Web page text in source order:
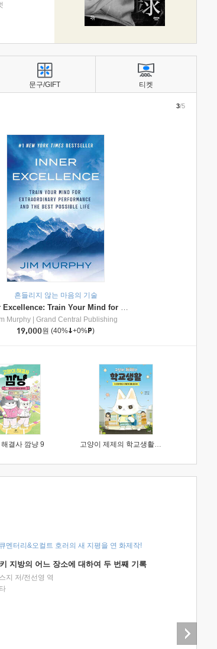
흔들리지 않는 마음의 기술
Inner Excellence: Train Your Mind for Extraordinary Performance and the Best Possible Life
Murphy
Grand Central Publishing
19,000원 (40% +0% )
3/5
결사 깜냥 9 고양이 제제의 학교생활 1 : 초등학생이 이렇게 힘들 줄이야
문구/GIFT 티켓
멘터리&오컬트 호러의 새 지평을 연 화제작!
지방의 어느 장소에 대하여 두 번째 기록
지 저/전선영 역